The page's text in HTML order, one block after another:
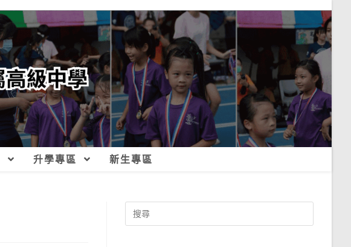
升學專區 新生專區
Search
for: